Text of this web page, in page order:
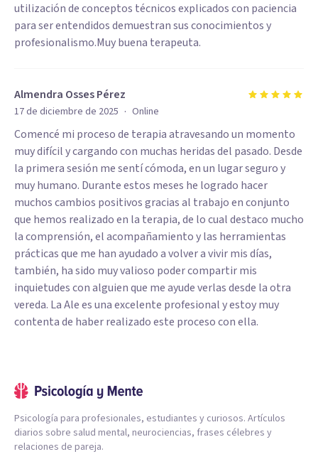
utilización de conceptos técnicos explicados con paciencia
para ser entendidos demuestran sus conocimientos y
profesionalismo.Muy buena terapeuta.
Almendra Osses Pérez
17 de diciembre de 2025 · Online
Comencé mi proceso de terapia atravesando un momento
muy difícil y cargando con muchas heridas del pasado. Desde
la primera sesión me sentí cómoda, en un lugar seguro y
muy humano. Durante estos meses he logrado hacer
muchos cambios positivos gracias al trabajo en conjunto
que hemos realizado en la terapia, de lo cual destaco mucho
la comprensión, el acompañamiento y las herramientas
prácticas que me han ayudado a volver a vivir mis días,
también, ha sido muy valioso poder compartir mis
inquietudes con alguien que me ayude verlas desde la otra
vereda. La Ale es una excelente profesional y estoy muy
contenta de haber realizado este proceso con ella.
Psicología para profesionales, estudiantes y curiosos. Artículos
diarios sobre salud mental, neurociencias, frases célebres y
relaciones de pareja.